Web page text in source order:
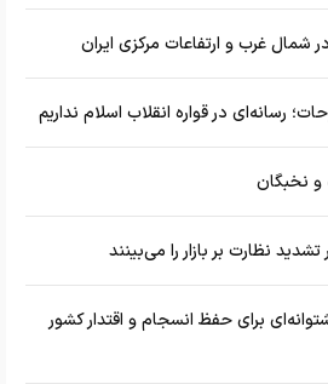
شمال غرب و ارتفاعات مرکزی ایران
رسانه‌ای در قواره انقلاب اسلام نداریم
نخبگان
نظارت بر بازار را می‌بینند
برای حفظ انسجام و اقتدار کشور